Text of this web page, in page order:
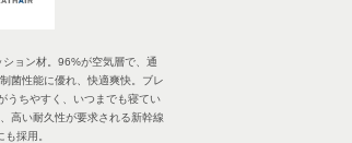
ョン材。96%が空気層で、通
菌性能に優れ、快適爽快。ブレ
うちやすく、いつまでも寝てい
高い耐久性が要求される新幹線
採用。